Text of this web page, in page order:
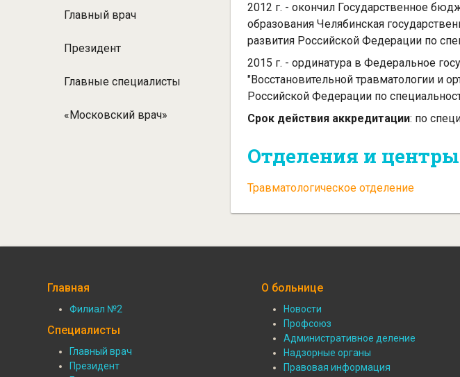
2012 г. - окончил Государственное
образования Челябинская
развития Российской Федерации по
2015 г. - ординатура в Федеральное
"Восстановительной травматологии и
Российской Федерации по
Срок действия аккредитации: по
Отделения и центры
Травматологическое отделение
Разделы:
Специалисты
Главный врач
Президент
Главные специалисты
«Московский врач»
Главная
Подвал:
Филиалы
Филиал №2
Специалисты
Главный врач
Президент
О больнице
Подвал:
О
Новости
Профсоюз
Административное деление
Надзорные органы
Правовая информация